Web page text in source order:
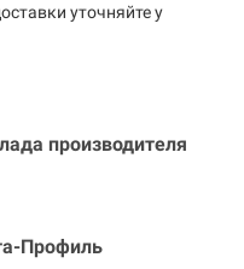
уточняйте у
производителя
Профиль